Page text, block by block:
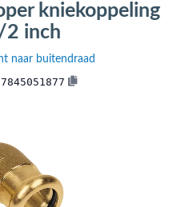
kniekoppeling
2 inch
naar buitendraad